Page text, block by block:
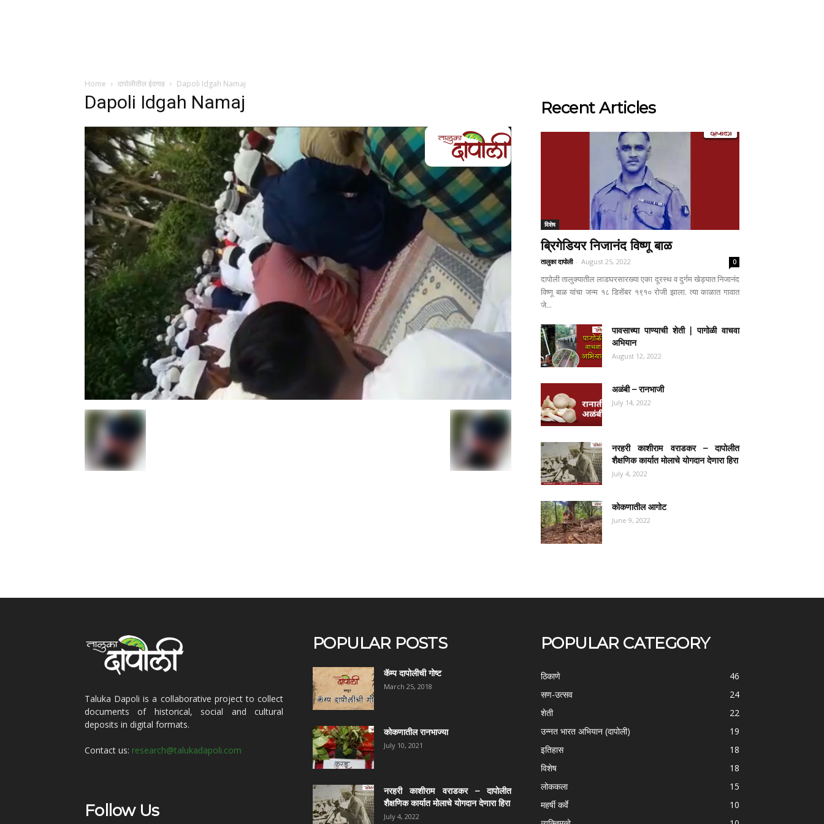
Home दापोलीतील ईदगाह Dapoli Idgah Namaj
Dapoli Idgah Namaj Recent Articles
विशेष
ब्रिगेडियर निजानंद विष्णू बाळ
तालुका दापोली - August 25, 2022 0
दापोली तालुक्यातील लाडघरसारख्या एका दूरस्थ व दुर्गम खेड्यात निजानंद
विष्णू बाळ यांचा जन्म १८ डिसेंबर १९१० रोजी झाला. त्या काळात गावात
जे...
पावसाच्या पाण्याची शेती | पागोळी वाचवा
अभियान
August 12, 2022
अळंबी – रानभाजी
July 14, 2022
नरहरी काशीराम वराडकर – दापोलीत
शैक्षणिक कार्यात मोलाचे योगदान देणारा हिरा
July 4, 2022
कोकणातील आगोट
June 9, 2022
Taluka Dapoli is a collaborative project to collect
documents of historical, social and cultural
deposits in digital formats.
Contact us: research@talukadapoli.com
Follow Us
POPULAR POSTS
कॅम्प दापोलीची गोष्ट
March 25, 2018
कोकणातील रानभाज्या
July 10, 2021
नरहरी काशीराम वराडकर – दापोलीत
शैक्षणिक कार्यात मोलाचे योगदान देणारा हिरा
July 4, 2022
POPULAR CATEGORY
ठिकाणे
46
सण-उत्सव
24
शेती
22
उन्नत भारत अभियान (दापोली)
19
इतिहास
18
विशेष
18
लोककला
15
महर्षी कर्वे
10